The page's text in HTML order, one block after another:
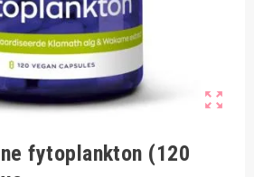
zoom_out_map
fytoplankton (120